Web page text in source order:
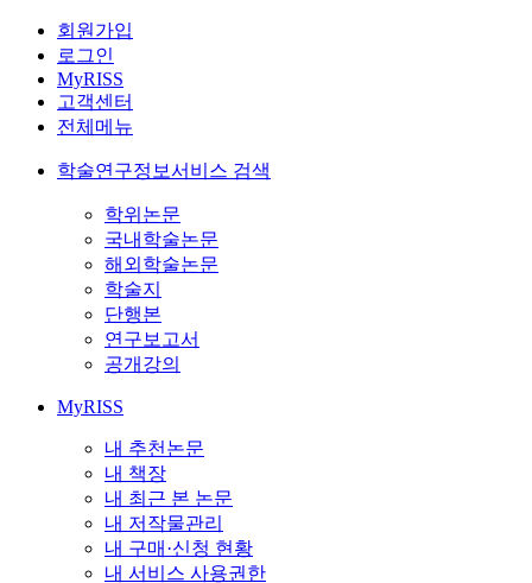
회원가입
로그인
MyRISS
고객센터
전체메뉴
학술연구정보서비스 검색
학위논문
국내학술논문
해외학술논문
학술지
단행본
연구보고서
공개강의
MyRISS
내 추천논문
내 책장
내 최근 본 논문
내 저작물관리
내 구매·신청 현황
내 서비스 사용권한